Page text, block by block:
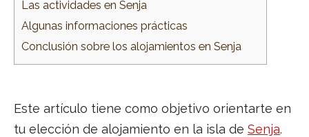
Las actividades en Senja
Algunas informaciones prácticas
Conclusión sobre los alojamientos en Senja
Este artículo tiene como objetivo orientarte en
tu elección de alojamiento en la isla de Senja.